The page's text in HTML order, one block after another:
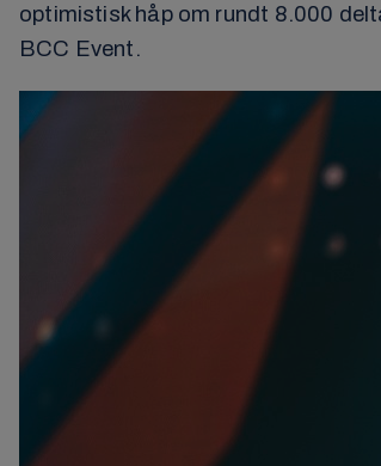
optimistisk håp om rundt 8.000
BCC Event.